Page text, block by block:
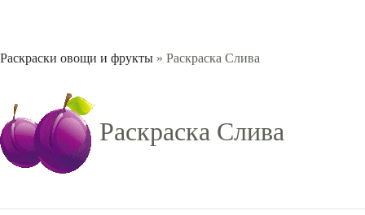
Раскраски овощи и фрукты » Раскраска Слива
Раскраска Слива